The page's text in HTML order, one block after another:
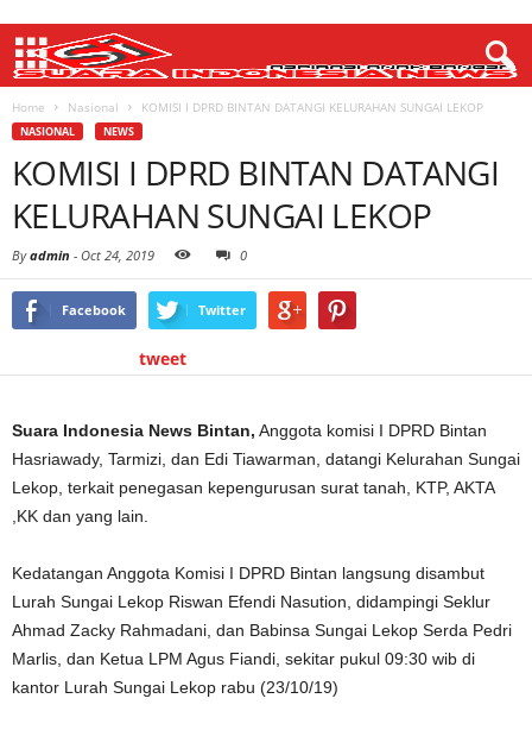
Home Nasional KOMISI I DPRD BINTAN DATANGI KELURAHAN SUNGAI LEKOP
NASIONAL NEWS
KOMISI I DPRD BINTAN DATANGI
KELURAHAN SUNGAI LEKOP
Byadmin - Oct 24, 2019 0
Facebook Twitter
tweet
Suara Indonesia News Bintan, Anggota komisi I DPRD Bintan
Hasriawady, Tarmizi, dan Edi Tiawarman, datangi Kelurahan Sungai
Lekop, terkait penegasan kepengurusan surat tanah, KTP, AKTA
,KK dan yang lain.
Kedatangan Anggota Komisi I DPRD Bintan langsung disambut
Lurah Sungai Lekop Riswan Efendi Nasution, didampingi Seklur
Ahmad Zacky Rahmadani, dan Babinsa Sungai Lekop Serda Pedri
Marlis, dan Ketua LPM Agus Fiandi, sekitar pukul 09:30 wib di
kantor Lurah Sungai Lekop rabu (23/10/19)